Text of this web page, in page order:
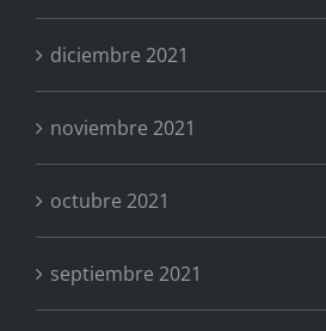
diciembre 2021
noviembre 2021
octubre 2021
septiembre 2021